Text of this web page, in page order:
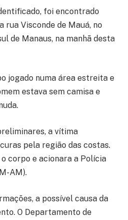
foi encontrado
rua Visconde de Mauá, no
de Manaus, na manhã desta
jogado numa área estreita e
estava sem camisa e
a vítima
pela região das costas.
corpo e acionara a Polícia
AM).
a possível causa da
O Departamento de